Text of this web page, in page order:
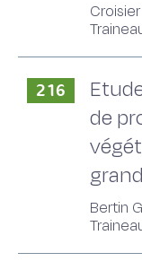
Croisier
216
de
Bertin